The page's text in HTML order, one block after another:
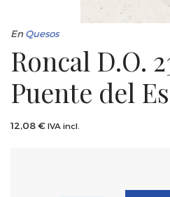
EnQuesos
Roncal D.O.
Puente del
12,08€ IVA incl.